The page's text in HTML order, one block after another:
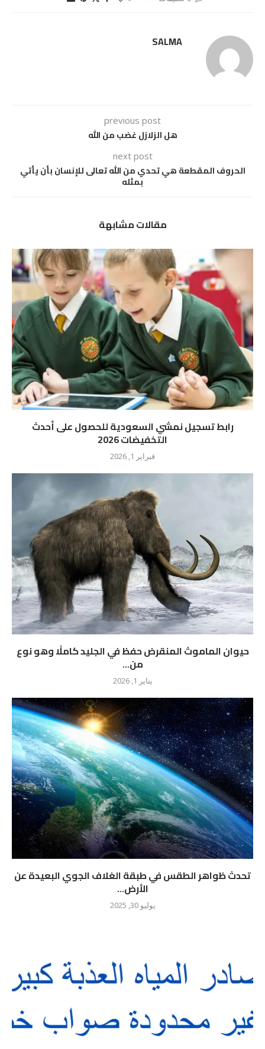
SALMA
previous post
هل الزلازل غضب من الله
next post
الحروف المقطعة هي تحدي من الله تعالى للإنسان بأن يأتي
بمثله
مقالات مشابهة
رابط تسجيل نمشي السعودية للحصول على أحدث
التخفيضات 2026
فبراير 1, 2026
حيوان الماموث المنقرض حفظ في الجليد كاملًا وهو نوع
من...
يناير 1, 2026
تحدث ظواهر الطقس في طبقة الغلاف الجوي البعيدة عن
الأرض...
يوليو 30, 2025